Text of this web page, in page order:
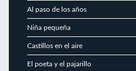
Al paso de los años
Niña pequeña
Castillos en el aire
El poeta y el pajarillo